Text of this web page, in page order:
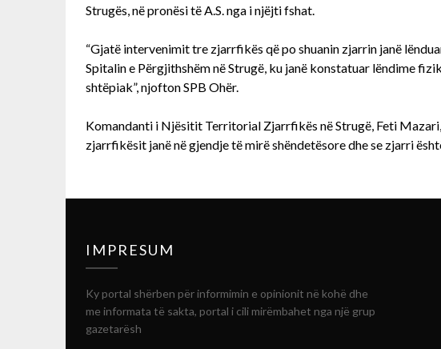
Strugës, në pronësi të A.S. nga i njëjti fshat.
“Gjatë intervenimit tre zjarrfikës që po shuanin zjarrin janë
Spitalin e Përgjithshëm në Strugë, ku janë konstatuar lëndime
shtëpiak”, njofton SPB Ohër.
Komandanti i Njësitit Territorial Zjarrfikës në Strugë, Feti
zjarrfikësit janë në gjendje të mirë shëndetësore dhe se zjarri
IMPRESUM
Ky portal shërben për informimin e opinionit në kohë dhe
me informata të sakta, portal i cili mirëmbahet nga një grup
gazetarësh